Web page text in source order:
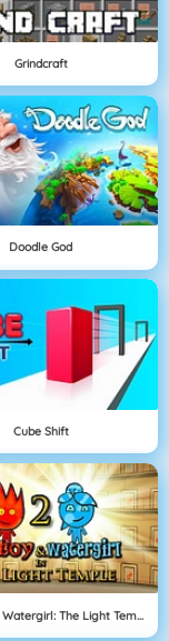
Grindcraft
Doodle God
Cube Shift
Fireboy And Watergirl: The Light Temple